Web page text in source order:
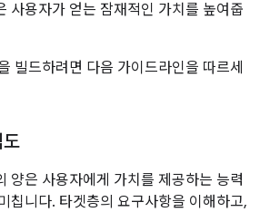
사용자가 얻는 잠재적인 가치를 높여줍
빌드하려면 다음 가이드라인을 따르세
양은 사용자에게 가치를 제공하는 능력
칩니다. 타겟층의 요구사항을 이해하고,